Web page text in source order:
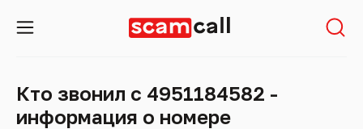
Кто звонил с 4951184582 -
информация о номере